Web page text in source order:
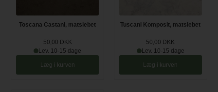
Toscana Castani, matslebet
50,00 DKK
Lev. 10-15 dage
Læg i kurven
Tuscani Komposit, matslebet
50,00 DKK
Lev. 10-15 dage
Læg i kurven